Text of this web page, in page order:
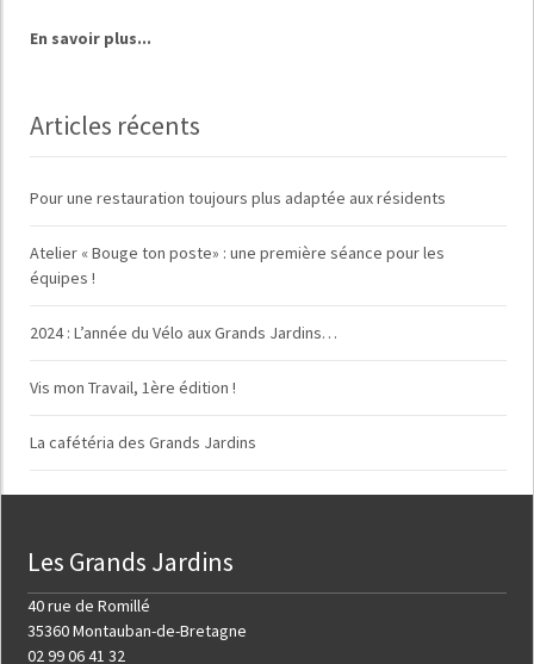
En savoir plus...
Articles récents
Pour une restauration toujours plus adaptée aux résidents
Atelier « Bouge ton poste» : une première séance pour les
équipes !
2024 : L’année du Vélo aux Grands Jardins…
Vis mon Travail, 1ère édition !
La cafétéria des Grands Jardins
Les Grands Jardins
40 rue de Romillé
35360 Montauban-de-Bretagne
02 99 06 41 32